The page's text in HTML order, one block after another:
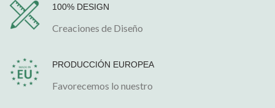
100% DESIGN
Creaciones de Diseño
PRODUCCIÓN EUROPEA
Favorecemos lo nuestro